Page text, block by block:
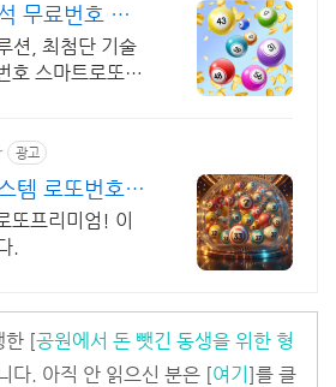
무료번호 바
션, 최첨단 기술
호 스마트로또에
광고
템 로또번호
또프리미엄! 이
.
한 [공원에서 돈 뺏긴 동생을 위한 형
다. 아직 안 읽으신 분은 [여기 ]를 클